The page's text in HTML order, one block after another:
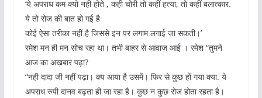
‘ये अपराध कम क्यो नही होते , कही चोरी तो कहीं हत्या, तो कहीं बलात्कार.
ये तो रोज की बात हो गई है
कोई ऐसा तरीका नहीं है जिससे इन पर लगाम लगाई जा सकती।’
रमेश मन ही मन सोच रहा था। तभी बाहर से आवाज़ आई । रमेश “तुमने
आज का अखबार पढ़ा?
“नही दादा जी नहीं पढ़ा। क्य आया है उसमें। फिर से कुछ हों गया क्या. ये
अपराध रुपी दानव बढ़ता ही जा रहा है। कुछ न कुछ रोज होता रहता है।